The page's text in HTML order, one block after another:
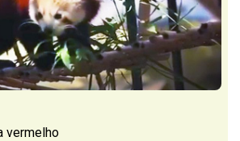
vermelho